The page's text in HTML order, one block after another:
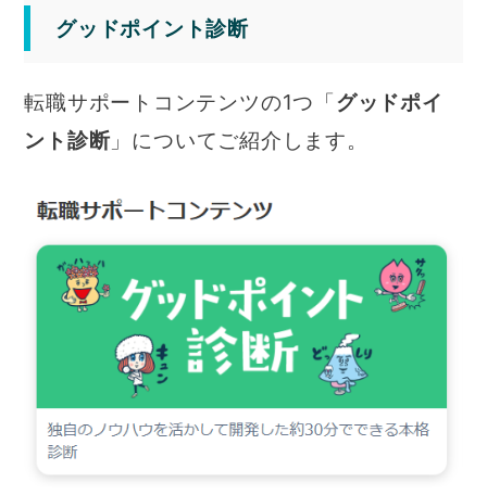
グッドポイント診断
転職サポートコンテンツの1つ「 グッドポイ
ント診断」についてご紹介します。